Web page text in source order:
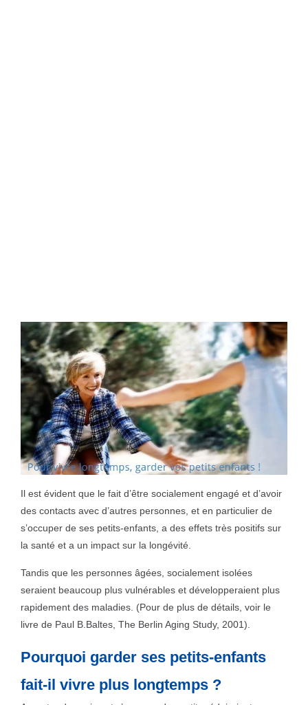
Il est évident que le fait d’être socialement engagé et d’avoir
des contacts avec d’autres personnes, et en particulier de
s’occuper de ses petits-enfants, a des effets très positifs sur
la santé et a un impact sur la longévité.
Tandis que les personnes âgées, socialement isolées
seraient beaucoup plus vulnérables et développeraient plus
rapidement des maladies. (Pour de plus de détails, voir le
livre de Paul B.Baltes, The Berlin Aging Study, 2001).
Pourquoi garder ses petits-enfants
fait-il vivre plus longtemps ?